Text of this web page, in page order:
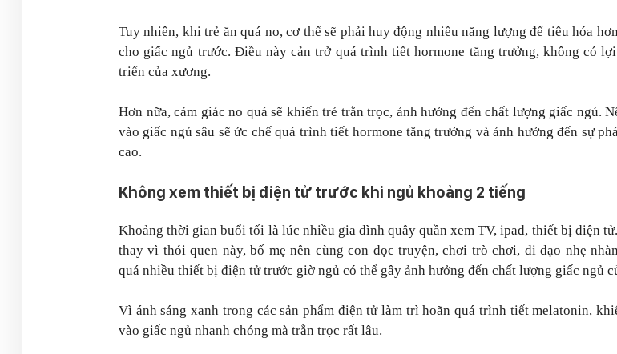
Tuy nhiên, khi trẻ ăn quá no, cơ thể sẽ phải huy động nhiều năng lượng để tiêu hóa
cho giấc ngủ trước. Điều này cản trở quá trình tiết hormone tăng trưởng, không có
triển của xương.
Hơn nữa, cảm giác no quá sẽ khiến trẻ trằn trọc, ảnh hưởng đến chất lượng giấc ngủ.
vào giấc ngủ sâu sẽ ức chế quá trình tiết hormone tăng trưởng và ảnh hưởng đến sự
cao.
Không xem thiết bị điện tử trước khi ngủ khoảng 2 tiếng
Khoảng thời gian buổi tối là lúc nhiều gia đình quây quần xem TV, ipad, thiết bị điện
thay vì thói quen này, bố mẹ nên cùng con đọc truyện, chơi trò chơi, đi dạo nhẹ
quá nhiều thiết bị điện tử trước giờ ngủ có thể gây ảnh hưởng đến chất lượng giấc ngủ
Vì ánh sáng xanh trong các sản phẩm điện tử làm trì hoãn quá trình tiết melatonin,
vào giấc ngủ nhanh chóng mà trằn trọc rất lâu.